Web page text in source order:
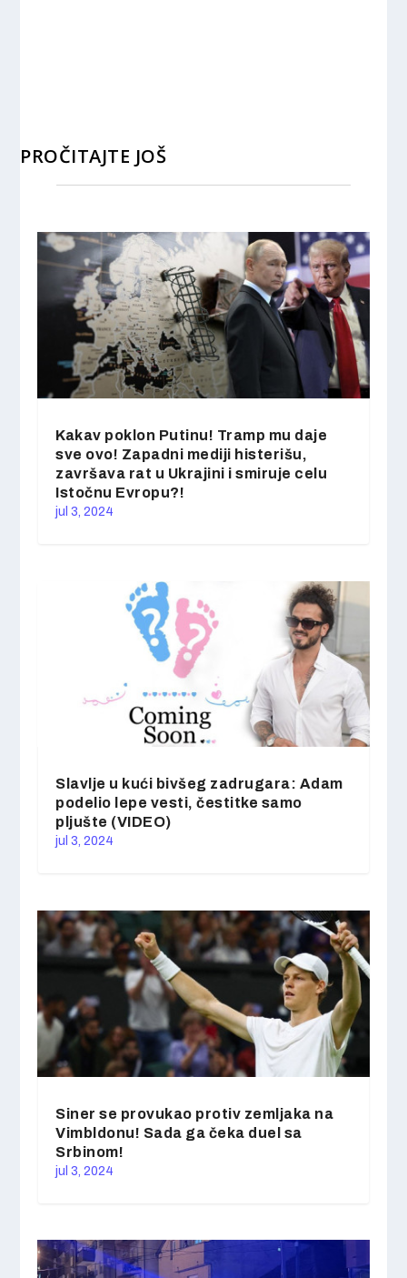
PROČITAJTE JOŠ
Kakav poklon Putinu! Tramp mu daje
sve ovo! Zapadni mediji histerišu,
završava rat u Ukrajini i smiruje celu
Istočnu Evropu?!
jul 3, 2024
Slavlje u kući bivšeg zadrugara: Adam
podelio lepe vesti, čestitke samo
pljušte (VIDEO)
jul 3, 2024
Siner se provukao protiv zemljaka na
Vimbldonu! Sada ga čeka duel sa
Srbinom!
jul 3, 2024